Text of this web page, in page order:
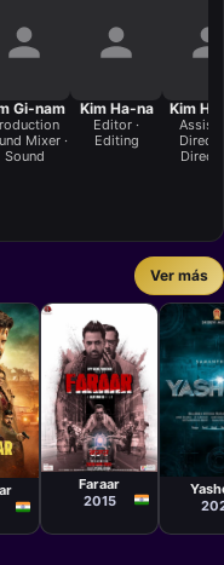
Gi-nam
Mixer ·
Sound
Kim Ha-na
Editor ·
Editing
Kim
Ver más
Película
Baljit Singh
Deo
Faraar
2015
Hari